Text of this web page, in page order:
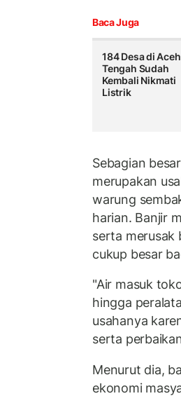
Baca Juga
184 Desa di Aceh
Tengah Sudah
Kembali Nikmati
Listrik
Sebagian
merupakan
warung
harian. Banjir
serta merusak
cukup besar
"Air masuk
hingga
usahanya
serta
Menurut dia,
ekonomi